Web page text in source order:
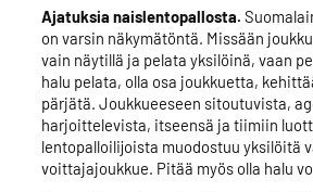
Ajatuksia naislentopallosta.
on varsin näkymätöntä. Missään
vain näytillä ja pelata yksilöinä, vaan
halu pelata, olla osa joukkuetta,
pärjätä. Joukkueeseen sitoutuvista,
harjoittelevista, itseensä ja tiimiin
lentopalloilijoista muodostuu yksilöitä
voittajajoukkue. Pitää myös olla halu